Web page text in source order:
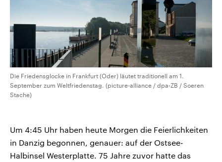
Die Friedensglocke in Frankfurt (Oder) läutet traditionell am 1.
September zum Weltfriedenstag. (picture-alliance / dpa-ZB / Soeren
Stache)
Um 4:45 Uhr haben heute Morgen die Feierlichkeiten
in Danzig begonnen, genauer: auf der Ostsee-
Halbinsel Westerplatte. 75 Jahre zuvor hatte das